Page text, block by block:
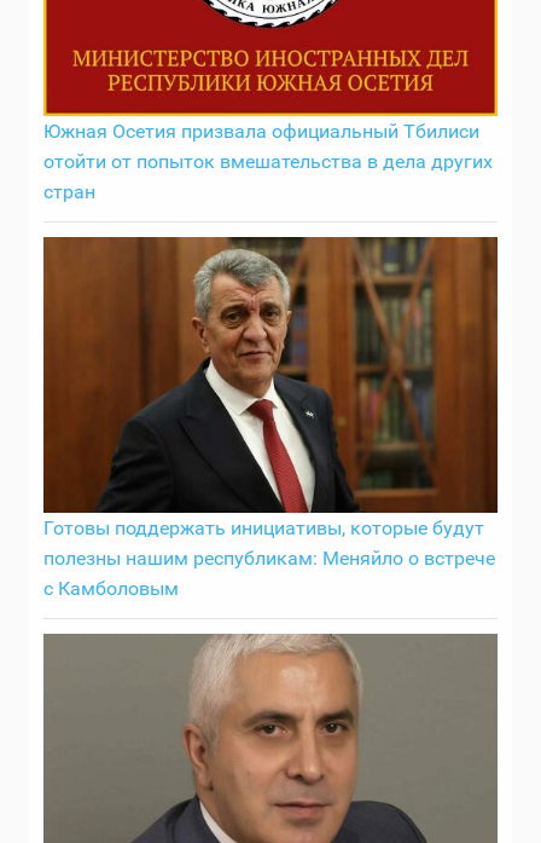
Южная Осетия призвала официальный Тбилиси
отойти от попыток вмешательства в дела других
стран
Готовы поддержать инициативы, которые будут
полезны нашим республикам: Меняйло о встрече
с Камболовым